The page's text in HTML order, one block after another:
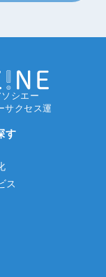
シエー
サクセス運
す
ス